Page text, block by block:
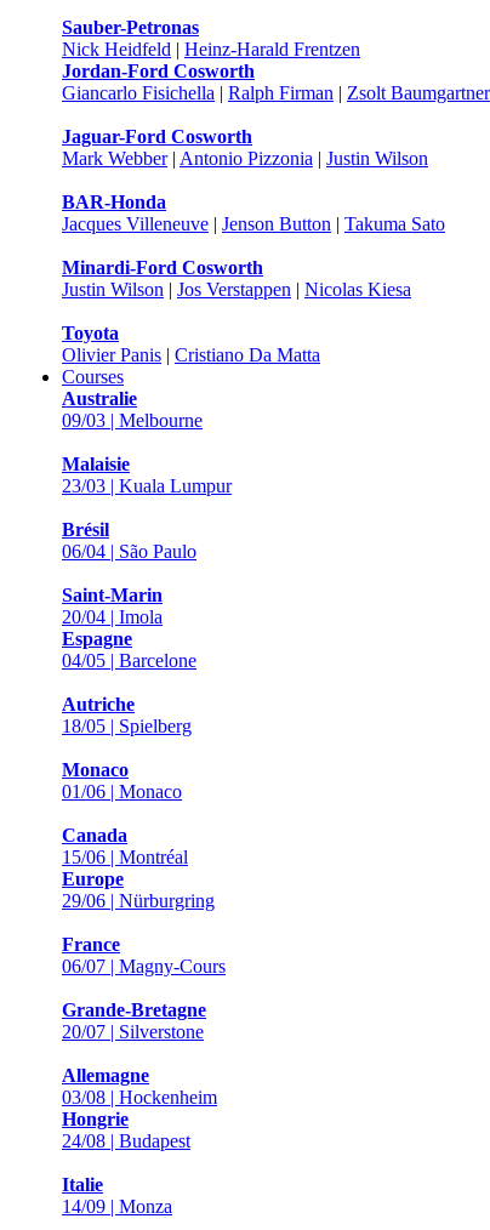
Sauber-Petronas
Nick Heidfeld | Heinz-Harald Frentzen
Jordan-Ford Cosworth
Giancarlo Fisichella | Ralph Firman | Zsolt Baumgartner
Jaguar-Ford Cosworth
Mark Webber| Antonio Pizzonia | Justin Wilson
BAR-Honda
Jacques Villeneuve | Jenson Button | Takuma Sato
Minardi-Ford Cosworth
Justin Wilson | Jos Verstappen | Nicolas Kiesa
Toyota
Olivier Panis | Cristiano Da Matta
Courses
Australie
09/03 | Melbourne
Malaisie
23/03 | Kuala Lumpur
Brésil
06/04 | São Paulo
Saint-Marin
20/04 | Imola
Espagne
04/05 | Barcelone
Autriche
18/05 | Spielberg
Monaco
01/06 | Monaco
Canada
15/06 | Montréal
Europe
29/06 | Nürburgring
France
06/07 | Magny-Cours
Grande-Bretagne
20/07 | Silverstone
Allemagne
03/08 | Hockenheim
Hongrie
24/08 | Budapest
Italie
14/09 | Monza